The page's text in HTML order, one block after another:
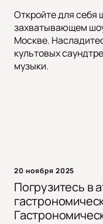
Откройте для
захватывающем
Москве.
культовых
музыки.
20 ноября 2025
Погрузитесь в